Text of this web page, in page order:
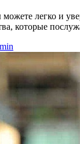
легко и
которые